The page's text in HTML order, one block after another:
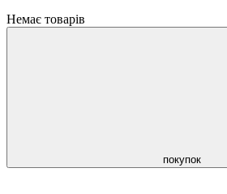
Немає товарів
покупок